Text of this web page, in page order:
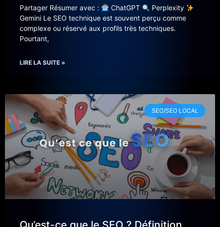
Partager Résumer avec : ChatGPT
Perplexity
Gemini Le SEO technique est souvent perçu comme
complexe ou réservé aux profils très techniques.
Pourtant,
LIRE LA SUITE »
SEO/SEO LOCAL